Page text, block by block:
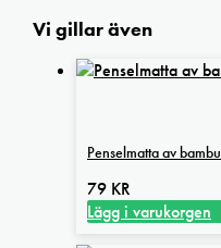
Vi gillar även
Penselmatta av bambu
79 KR
Lägg i varukorgen